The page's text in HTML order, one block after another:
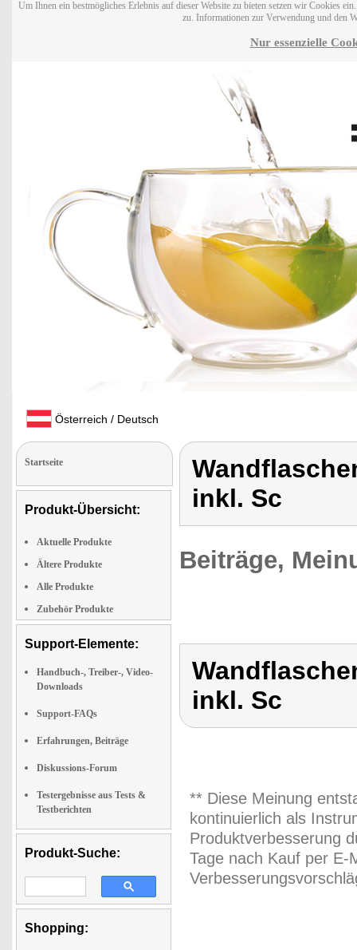
Um Ihnen ein bestmögliches Erlebnis auf dieser Website zu bieten setzen wir Cookies
zu. Informationen zur Verwendung und den
Nur essenzielle
Österreich / Deutsch
Startseite
Produkt-Übersicht:
Aktuelle Produkte
Ältere Produkte
Alle Produkte
Zubehör Produkte
Support-Elemente:
Handbuch-, Treiber-, Video-
Downloads
Support-FAQs
Erfahrungen, Beiträge
Diskussions-Forum
Testergebnisse aus Tests &
Testberichten
Produkt-Suche:
Shopping:
inkl. Sc
Beiträge,
inkl. Sc
** Diese Meinung
kontinuierlich als
Produktverbesserung
Tage nach Kauf per E-